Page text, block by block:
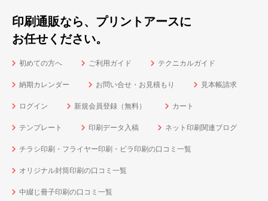
印刷通販なら、プリントアースに
お任せください。
初めての方へ ご利用ガイド テクニカルガイド
納期カレンダー お問い合せ・お見積もり 見本帳請求
ログイン 新規会員登録（無料） カート
テンプレート 印刷データ入稿 ネット印刷関連ブログ
チラシ印刷・フライヤー印刷・ビラ印刷の口コミ一覧
オリジナル封筒印刷の口コミ一覧
中綴じ冊子印刷の口コミ一覧